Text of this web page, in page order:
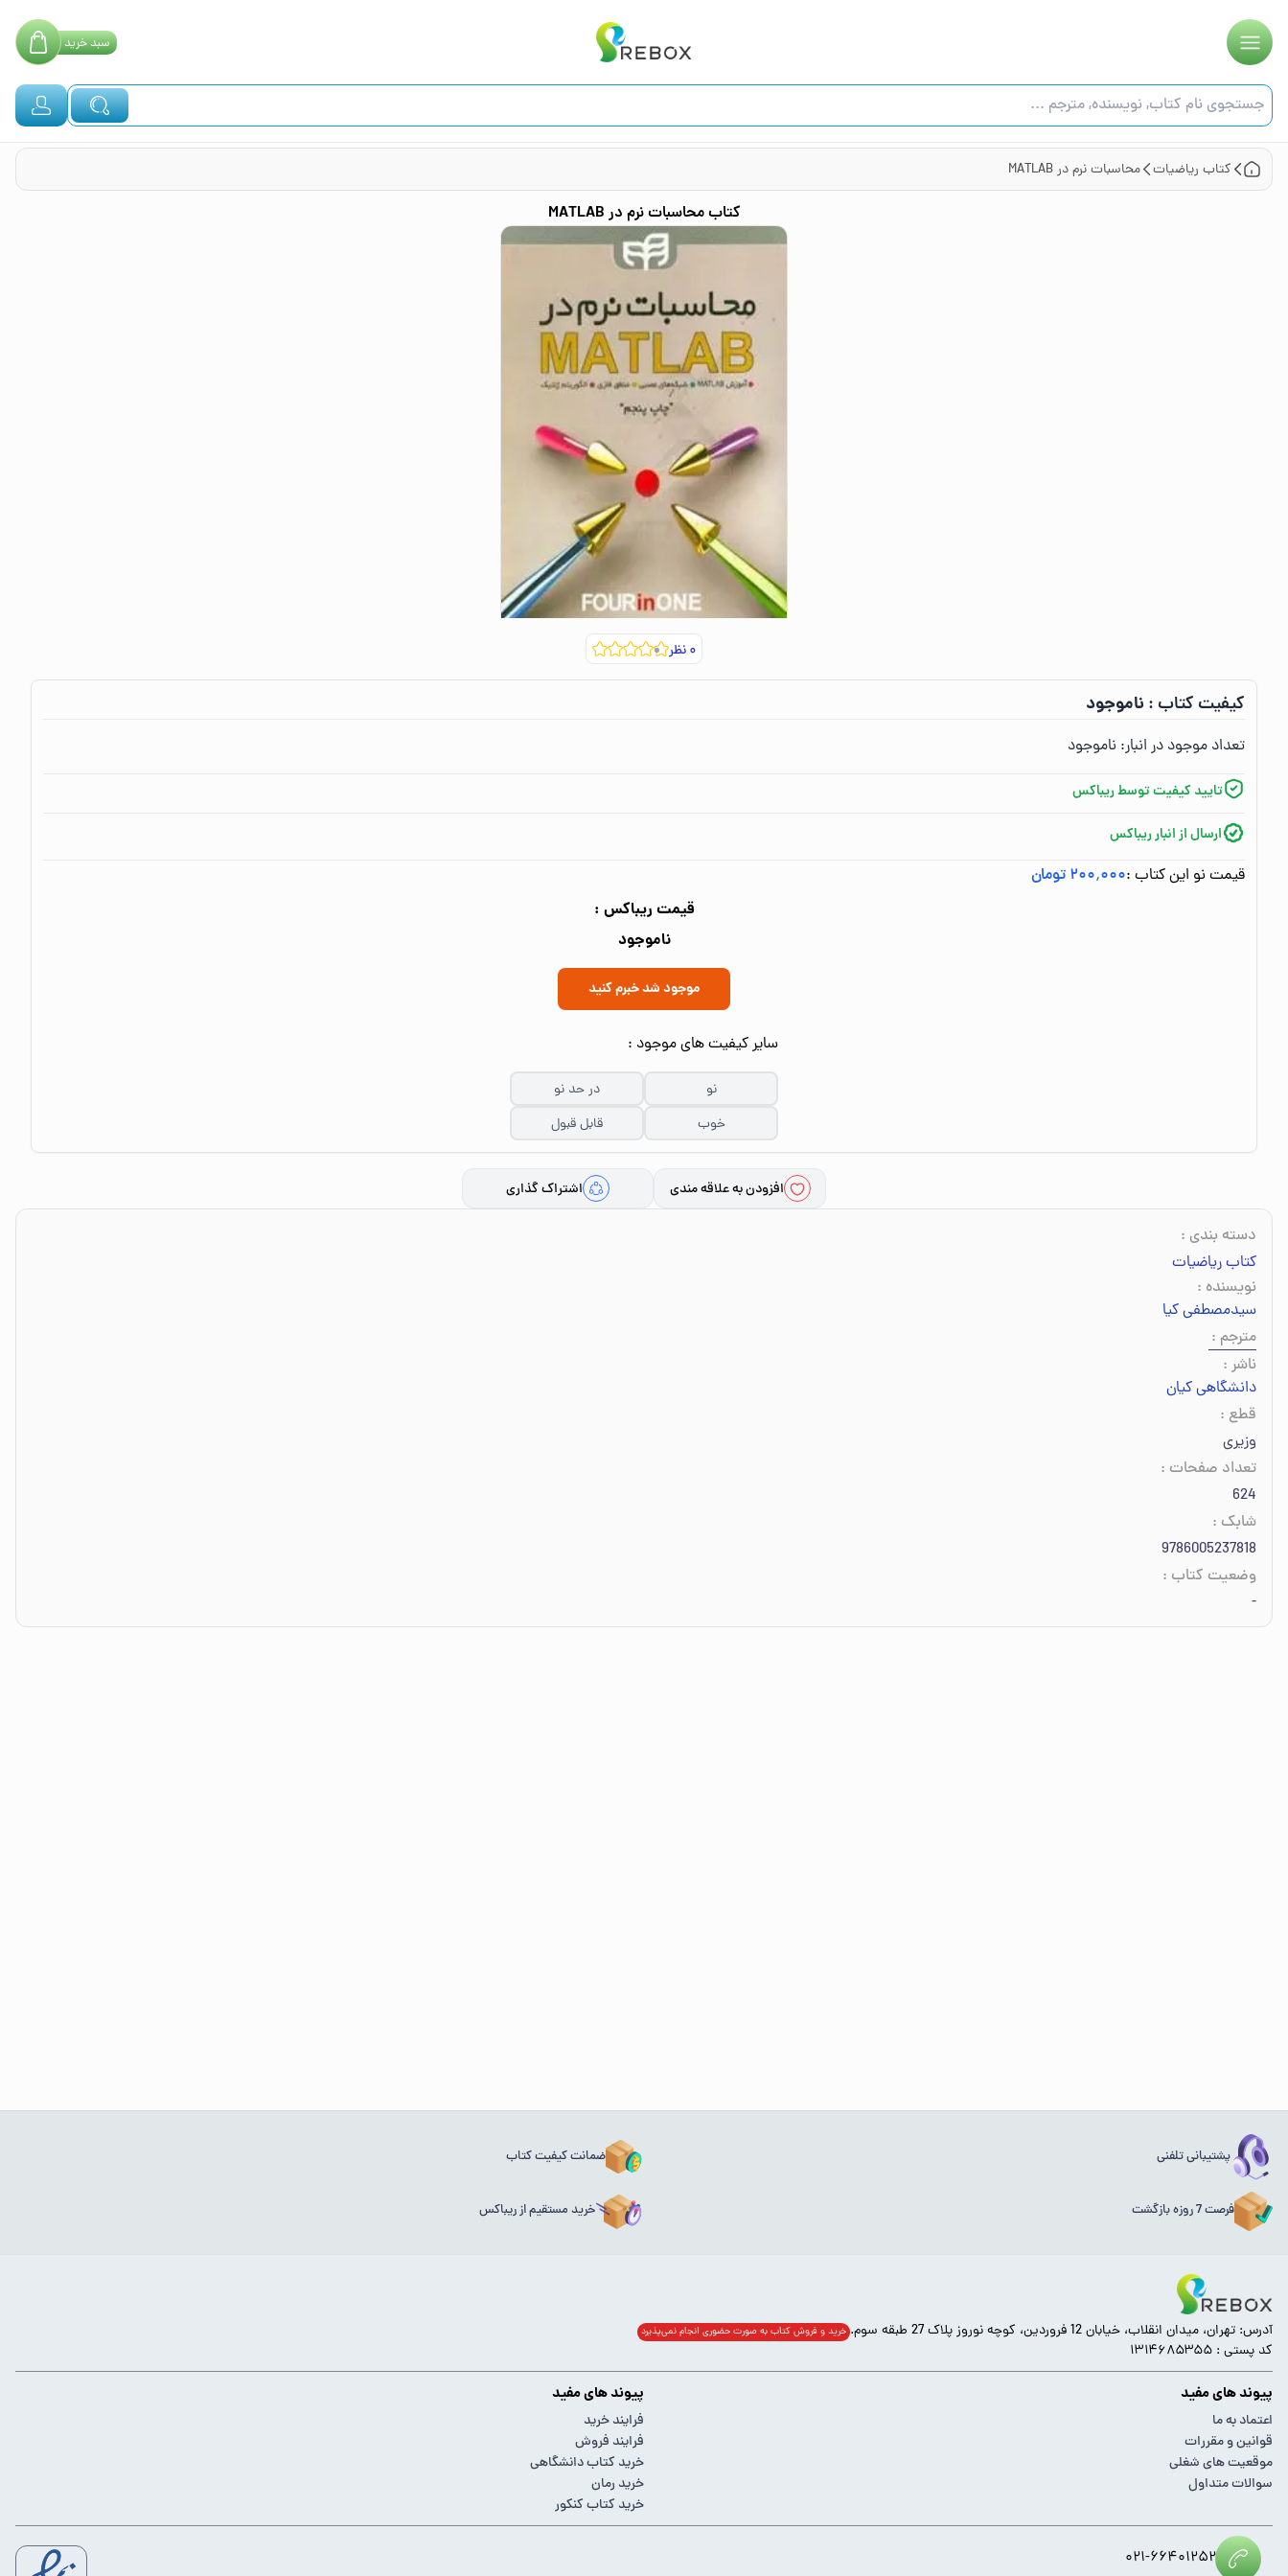
سبدخرید
کتاب ریاضیات محاسبات نرم در MATLAB
کتابمحاسبات نرم در MATLAB
۰نظر
کیفیت کتاب :‌ ناموجود
تعداد موجود در انبار:‌ ناموجود
تایید کیفیت توسط ریباکس
ارسال از انبار ریباکس
قیمت نو این کتاب :۲۰۰٬۰۰۰ تومان
قیمت ریباکس :
ناموجود
موجود شد خبرم کنید
سایر کیفیت های موجود :
نو
در حد نو
خوب
قابل قبول
افزودن به علاقه مندی اشتراک گذاری
دسته بندی :
کتاب ریاضیات
نویسنده :
سیدمصطفی کیا
مترجم :
ناشر :
دانشگاهی کیان
قطع :
وزیری
تعداد صفحات :
624
شابک :
9786005237818
وضعیت کتاب :
-
پشتیبانی تلفنی ضمانت کیفیت کتاب
فرصت 7 روزه بازگشت خرید مستقیم از ریباکس
آدرس: تهران، میدان انقلاب، خیابان 12 فروردین، کوچه نوروز پلاک 27 طبقه سوم. خرید و فروش کتاب به صورت حضوری انجام‌ نمی‌پذیرد
کد پستی : ۱۳۱۴۶۸۵۳۵۵
پیوند های مفید
اعتماد به ما
قوانین و مقررات
موقعیت های شغلی
سوالات متداول
پیوند های مفید
فرایند خرید
فرایند فروش
خرید کتاب دانشگاهی
خرید رمان
خرید کتاب کنکور
۰۲۱-۶۶۴۰۱۲۵۲